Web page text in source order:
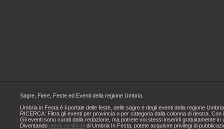
Sagre, Fiere, Feste ed Eventi della regione Umbria.
Umbria in Festa è il portale delle feste, delle sagre e degli eventi della regione
RICERCA: Filtra gli eventi per provincia o per categoria dalla colonna di destra.
Gli eventi sono curati dalla redazione, ma potrete voi stessi inserirli gratuitamente
Diventando utenti certificati di Umbria In Festa, potete acquisire privilegi di